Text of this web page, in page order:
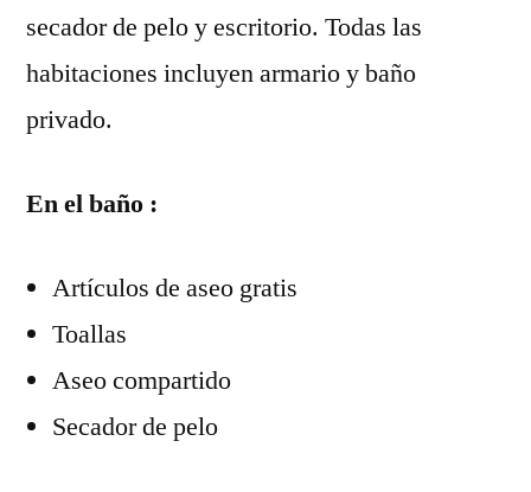
secador de pelo y escritorio. Todas las
habitaciones incluyen armario y baño
privado.
En el baño :
Artículos de aseo gratis
Toallas
Aseo compartido
Secador de pelo